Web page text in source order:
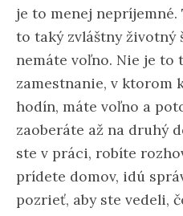
je to menej nepríjemné.
to taký zvláštny životný
nemáte voľno. Nie je to
zamestnanie, v ktorom
hodín, máte voľno a
zaoberáte až na druhý
ste v práci, robíte
prídete domov, idú
pozrieť, aby ste vedeli,